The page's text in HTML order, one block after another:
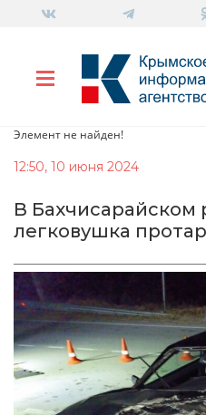
Элемент не найден!
12:50, 10 июня 2024
В Бахчисарайском
легковушка